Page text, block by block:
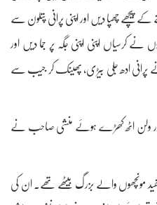
چھپا دیں اور اپنی پرانی پتلون سے
نے کرسیاں اپنی اپنی جگہ پر جما دیں اور
ادھ جلی بیڑی، پھینک کر جیب سے
ولن اٹھ کھڑے ہوئے منشی صاحب نے
مونچھوں والے بزرگ بیٹھے تھے۔ ان کی